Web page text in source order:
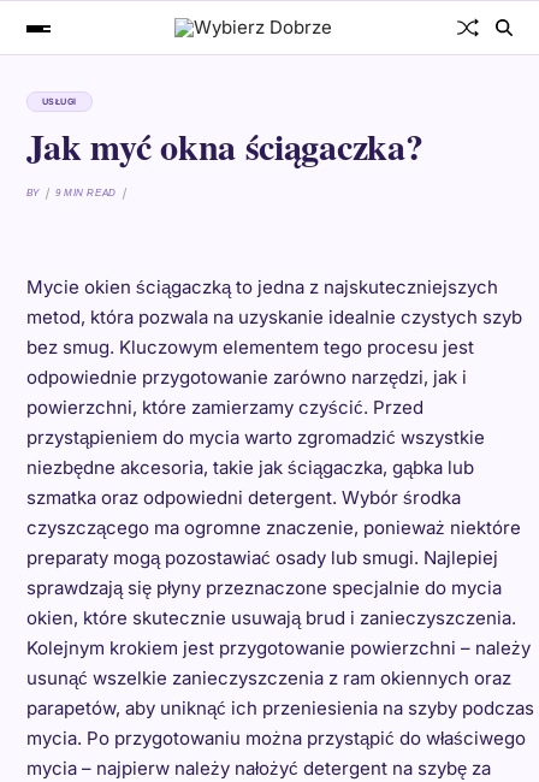
USŁUGI
Jak myć okna ściągaczka?
BY 9 MIN READ
Mycie okien ściągaczką to jedna z najskuteczniejszych
metod, która pozwala na uzyskanie idealnie czystych szyb
bez smug. Kluczowym elementem tego procesu jest
odpowiednie przygotowanie zarówno narzędzi, jak i
powierzchni, które zamierzamy czyścić. Przed
przystąpieniem do mycia warto zgromadzić wszystkie
niezbędne akcesoria, takie jak ściągaczka, gąbka lub
szmatka oraz odpowiedni detergent. Wybór środka
czyszczącego ma ogromne znaczenie, ponieważ niektóre
preparaty mogą pozostawiać osady lub smugi. Najlepiej
sprawdzają się płyny przeznaczone specjalnie do mycia
okien, które skutecznie usuwają brud i zanieczyszczenia.
Kolejnym krokiem jest przygotowanie powierzchni – należy
usunąć wszelkie zanieczyszczenia z ram okiennych oraz
parapetów, aby uniknąć ich przeniesienia na szyby podczas
mycia. Po przygotowaniu można przystąpić do właściwego
mycia – najpierw należy nałożyć detergent na szybę za